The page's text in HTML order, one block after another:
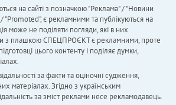
на сайті з позначкою "Реклама" / "Новини
"Promoted", є рекламними та публікуються на
може не поділяти погляди, які в них
з плашкою СПЕЦПРОЄКТ є рекламними, проте
цього контенту і поділяє думки,
за факти та оціночні судження,
матеріалах. Згідно з українським
за зміст реклами несе рекламодавець.